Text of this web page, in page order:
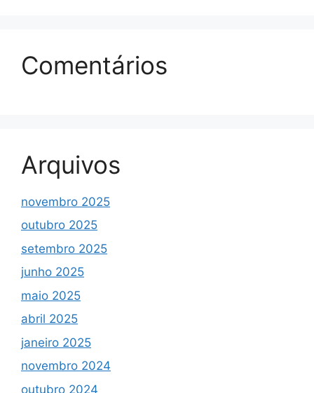
Comentários
Arquivos
novembro 2025
outubro 2025
setembro 2025
junho 2025
maio 2025
abril 2025
janeiro 2025
novembro 2024
outubro 2024